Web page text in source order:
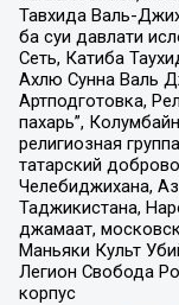
Тавхида Валь-
ба суи давлати
Сеть, Катиба
Ахлю Сунна Валь
Артподготовка,
пахарь”,
религиозная
татарский
Челебиджихана,
Таджикистана,
джамаат,
Маньяки Культ
Легион Свобода
корпус